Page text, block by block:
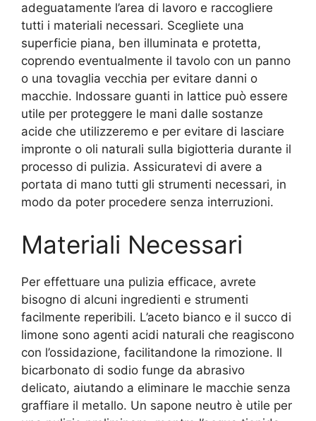
adeguatamente l’area di lavoro e raccogliere
tutti i materiali necessari. Scegliete una
superficie piana, ben illuminata e protetta,
coprendo eventualmente il tavolo con un panno
o una tovaglia vecchia per evitare danni o
macchie. Indossare guanti in lattice può essere
utile per proteggere le mani dalle sostanze
acide che utilizzeremo e per evitare di lasciare
impronte o oli naturali sulla bigiotteria durante il
processo di pulizia. Assicuratevi di avere a
portata di mano tutti gli strumenti necessari, in
modo da poter procedere senza interruzioni.
Materiali Necessari
Per effettuare una pulizia efficace, avrete
bisogno di alcuni ingredienti e strumenti
facilmente reperibili. L’aceto bianco e il succo di
limone sono agenti acidi naturali che reagiscono
con l’ossidazione, facilitandone la rimozione. Il
bicarbonato di sodio funge da abrasivo
delicato, aiutando a eliminare le macchie senza
graffiare il metallo. Un sapone neutro è utile per